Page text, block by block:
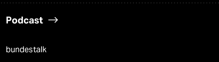
Podcast
bundestalk